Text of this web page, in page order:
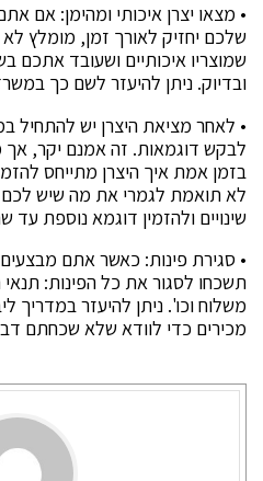
• מצאו יצרן איכותי ומהימן: אם
שלכם יחזיק לאורך זמן, מומלץ לא
שמוצריו איכותיים ושעובד אתכם
ובדיוק. ניתן להיעזר לשם כך
• לאחר מציאת היצרן יש להתחיל
לבקש דוגמאות. זה אמנם יקר,
בזמן אמת איך היצרן מתייחס
לא תואמת לגמרי את מה שיש
שינויים ולהזמין דוגמא נוספת עד
• סגירת פינות: כאשר אתם
תשכחו לסגור את כל הפינות:
משלוח וכו'. ניתן להיעזר במדריך
מכירים כדי לוודא שלא שכחתם